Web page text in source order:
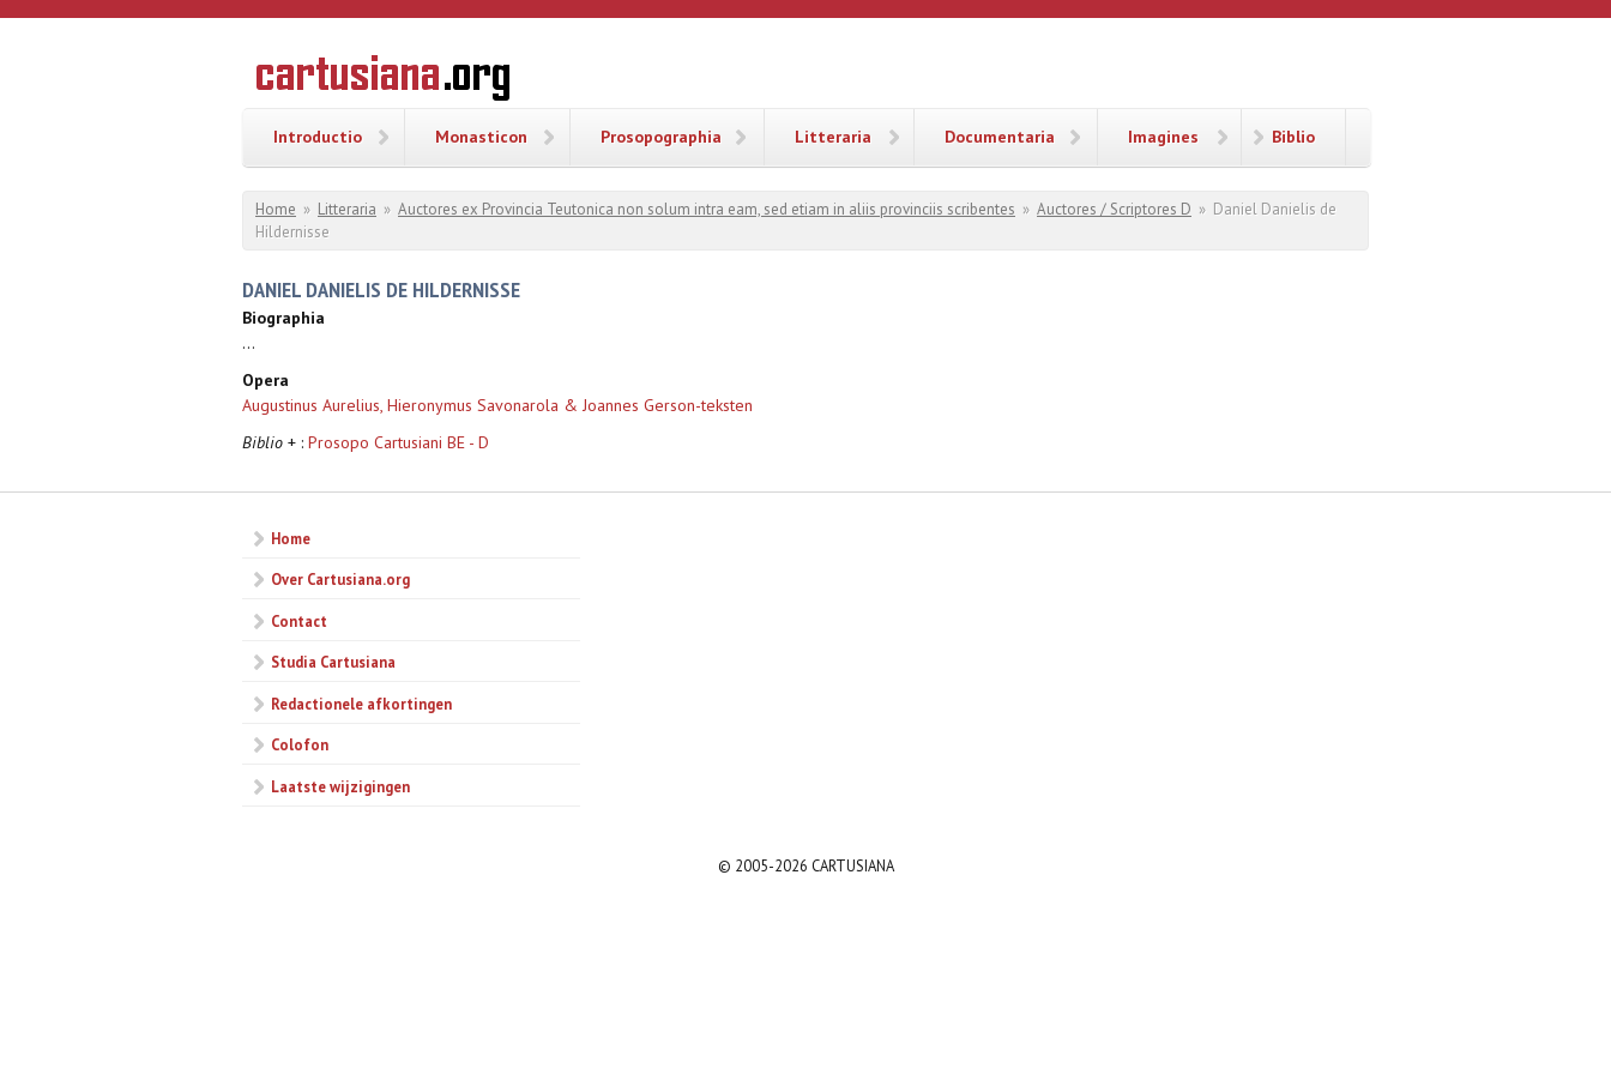
Overslaan en naar de inhoud gaan
CARTUSIANA
Geschiedenis
van de
Introductio Monasticon Prosopographia Litteraria Documentaria Imagines Biblio
U bent hier
Home » Litteraria » Auctores ex Provincia Teutonica non solum intra eam, sed etiam in aliis provinciis scribentes » Auctores / Scriptores D » Daniel Danielis de
Hildernisse
DANIEL DANIELIS DE HILDERNISSE
Biographia
...
Opera
Augustinus Aurelius, Hieronymus Savonarola & Joannes Gerson-teksten
Biblio + : Prosopo Cartusiani BE - D
Home
Over Cartusiana.org
Contact
Studia Cartusiana
Redactionele afkortingen
Colofon
Laatste wijzigingen
© 2005-2026 CARTUSIANA